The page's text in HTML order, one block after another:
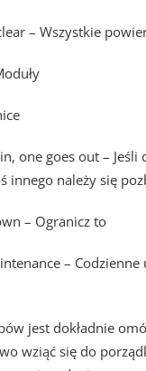
– Wszystkie
one goes out – Jeśli
innego należy się
– Ogranicz to
–
jest dokładnie
wziąć się do